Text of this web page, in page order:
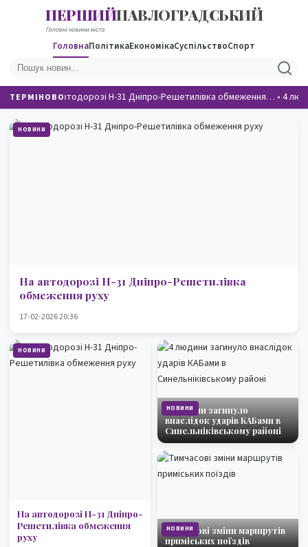
ПЕРШИЙПАВЛОГРАДСЬКИЙ
Головні новини міста
ГоловнаПолітикаЕкономікаСуспільствоСпорт
ТЕРМІНОВОНа автодорозі Н-31 Дніпро-Решетилівка обмеження… • 4
НОВИНИ
На автодорозі Н-31 Дніпро-Решетилівка
обмеження руху
17-02-2026 20:36
НОВИНИ
На автодорозі Н-31 Дніпро-
Решетилівка обмеження
руху
НОВИНИ
4 людини загинуло
внаслідок ударів КАБами в
Синельніківському районі
НОВИНИ
Тимчасові зміни маршрутів
приміських поїздів